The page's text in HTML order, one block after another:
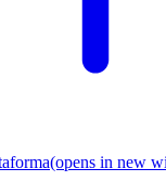
(opens in new